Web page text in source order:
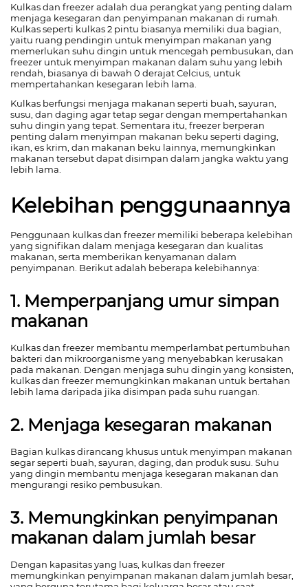
Kulkas dan freezer adalah dua perangkat yang penting dalam
menjaga kesegaran dan penyimpanan makanan di rumah.
Kulkas seperti kulkas 2 pintu biasanya memiliki dua bagian,
yaitu ruang pendingin untuk menyimpan makanan yang
memerlukan suhu dingin untuk mencegah pembusukan, dan
freezer untuk menyimpan makanan dalam suhu yang lebih
rendah, biasanya di bawah 0 derajat Celcius, untuk
mempertahankan kesegaran lebih lama.
Kulkas berfungsi menjaga makanan seperti buah, sayuran,
susu, dan daging agar tetap segar dengan mempertahankan
suhu dingin yang tepat. Sementara itu, freezer berperan
penting dalam menyimpan makanan beku seperti daging,
ikan, es krim, dan makanan beku lainnya, memungkinkan
makanan tersebut dapat disimpan dalam jangka waktu yang
lebih lama.
Kelebihan penggunaannya
Penggunaan kulkas dan freezer memiliki beberapa kelebihan
yang signifikan dalam menjaga kesegaran dan kualitas
makanan, serta memberikan kenyamanan dalam
penyimpanan. Berikut adalah beberapa kelebihannya:
1. Memperpanjang umur simpan
makanan
Kulkas dan freezer membantu memperlambat pertumbuhan
bakteri dan mikroorganisme yang menyebabkan kerusakan
pada makanan. Dengan menjaga suhu dingin yang konsisten,
kulkas dan freezer memungkinkan makanan untuk bertahan
lebih lama daripada jika disimpan pada suhu ruangan.
2. Menjaga kesegaran makanan
Bagian kulkas dirancang khusus untuk menyimpan makanan
segar seperti buah, sayuran, daging, dan produk susu. Suhu
yang dingin membantu menjaga kesegaran makanan dan
mengurangi resiko pembusukan.
3. Memungkinkan penyimpanan
makanan dalam jumlah besar
Dengan kapasitas yang luas, kulkas dan freezer
memungkinkan penyimpanan makanan dalam jumlah besar,